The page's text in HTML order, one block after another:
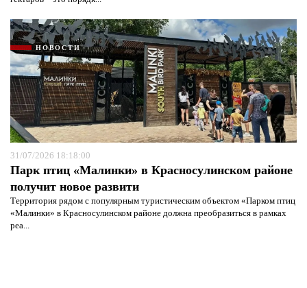
НОВОСТИ
31/07/2026 18:18:00
Парк птиц «Малинки» в Красносулинском районе
получит новое развити
Территория рядом с популярным туристическим объектом «Парком птиц
«Малинки» в Красносулинском районе должна преобразиться в рамках
реа...